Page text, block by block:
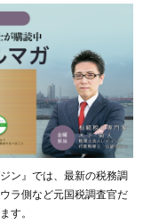
ン』では、最新の税務調
ラ側など元国税調査官だ
す。